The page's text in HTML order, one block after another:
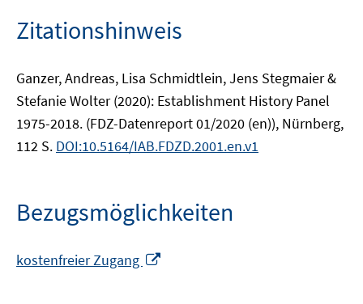
Zitationshinweis
Ganzer, Andreas, Lisa Schmidtlein, Jens Stegmaier &
Stefanie Wolter (2020): Establishment History Panel
1975-2018. (FDZ-Datenreport 01/2020 (en)), Nürnberg,
112 S. DOI:10.5164/IAB.FDZD.2001.en.v1
Bezugsmöglichkeiten
kostenfreier Zugang